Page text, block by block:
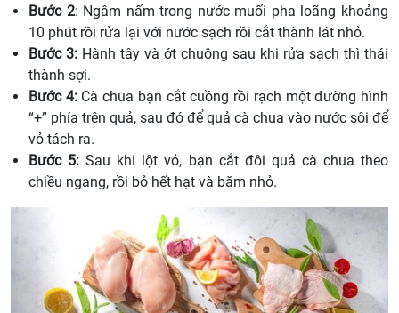
Bước 2: Ngâm nấm trong nước muối pha loãng khoảng
10 phút rồi rửa lại với nước sạch rồi cắt thành lát nhỏ.
Bước 3: Hành tây và ớt chuông sau khi rửa sạch thì thái
thành sợi.
Bước 4:Cà chua bạn cắt cuồng rồi rạch một đường hình
“+” phía trên quả, sau đó để quả cà chua vào nước sôi để
vỏ tách ra.
Bước 5: Sau khi lột vỏ, bạn cắt đôi quả cà chua theo
chiều ngang, rồi bỏ hết hạt và băm nhỏ.